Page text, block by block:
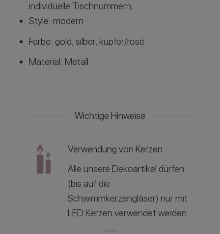
individuelle Tischnummern.
Style: modern
Farbe: gold, silber, kupfer/rosé
Material: Metall
Wichtige Hinweise
Verwendung von Kerzen
Alle unsere Dekoartikel dürfen
(bis auf die
Schwimmkerzengläser) nur mit
LED Kerzen verwendet werden.